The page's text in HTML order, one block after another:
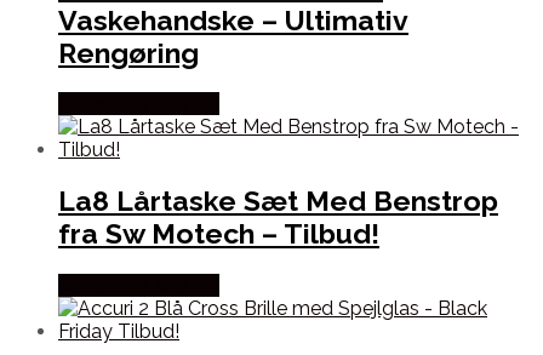
Vaskehandske – Ultimativ
Rengøring
La8 Lårtaske Sæt Med Benstrop
fra Sw Motech – Tilbud!